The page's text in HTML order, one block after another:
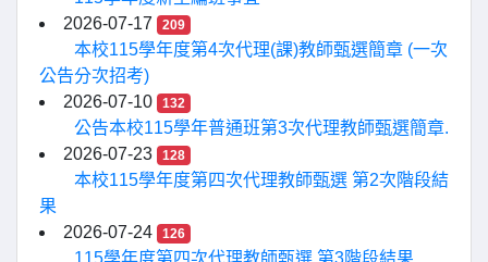
2026-07-17
209
本校115學年度第4次代理(課)教師甄選簡章 (一次
公告分次招考)
2026-07-10
132
公告本校115學年普通班第3次代理教師甄選簡章.
2026-07-23
128
本校115學年度第四次代理教師甄選 第2次階段結
果
2026-07-24
126
115學年度第四次代理教師甄選 第3階段結果